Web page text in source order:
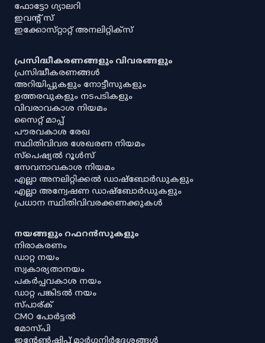
ഫോട്ടോ ഗ്യാലറി
ഇവൻ്റ് സ്
ഇക്കോസ്‌റ്റാറ്റ് അനലിറ്റിക്‌സ്
പ്രസിദ്ധീകരണങ്ങളും വിവരങ്ങളും
പ്രസിദ്ധീകരണങ്ങൾ
അറിയിപ്പുകളും നോട്ടീസുകളും
ഉത്തരവുകളും നടപടികളും
വിവരാവകാശ നിയമം
സൈറ്റ് മാപ്പ്
പൗരവകാശ രേഖ
സ്ഥിതിവിവര ശേഖരണ നിയമം
സ്‌പെഷ്യൽ റൂൾസ്
സേവനാവകാശ നിയമം
എല്ലാ അനലിറ്റിക്കൽ ഡാഷ്‌ബോർഡുകളും
എല്ലാ അന്വേഷണ ഡാഷ്‌ബോർഡുകളും
പ്രധാന സ്ഥിതിവിവരക്കണക്കുകൾ
നയങ്ങളും റഫറൻസുകളും
നിരാകരണം
ഡാറ്റ നയം
സ്വകാര്യതാനയം
പകർപ്പവകാശ നയം
ഡാറ്റ പങ്കിടൽ നയം
സ്പാര്ക്
CMO പോർട്ടൽ
മോസ്പി
ഇൻ്റേൺഷിപ്പ് മാർഗ്ഗനിർദ്ദേശങ്ങൾ